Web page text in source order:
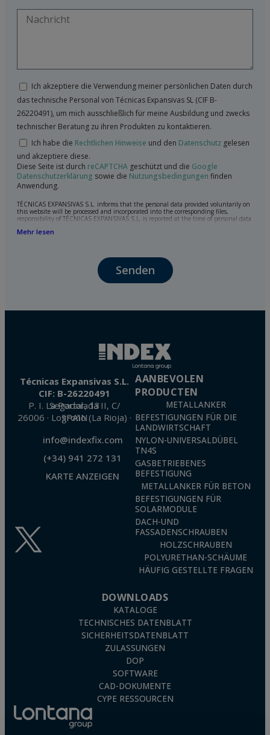
Ich akzeptiere die Verwendung meiner persönlichen Daten durch
das technische Personal von Técnicas Expansivas SL (CIF B-
26220491), um mich ausschließlich für meine Ausbildung und zwecks
technischer Beratung zu ihren Produkten zu kontaktieren.
Ich habe die Rechtlichen Hinweise und den Datenschutz gelesen
und akzeptiere diese.
Diese Seite ist durch reCAPTCHA geschützt und die Google
Datenschutzerklärung sowie die Nutzungsbedingungen finden
Anwendung.
TÉCNICAS EXPANSIVAS S.L. informs that the personal data provided voluntarily on
this website will be processed and incorporated into the corresponding files,
responsibility of TÉCNICAS EXPANSIVAS S.L, is reported at the time of personal data
following: attention to your referred request, complaint or question, established
The data in our files are strictly confidential and shall be treated with the utmost
confidentiality and shall comply with all the requirements provided for the General
Data Protection Regulation (GDPR) 2016.
encrypted. Should these details be sent, it is done so under your sole responsibility.
Portalada II | c/ Segador 13, 26006 | Logroño (La Rioja).
Mehr lesen
Senden
Técnicas Expansivas S.L.
CIF: B-26220491
P. I. La Portalada II, C/ Segador, 13
26006 · Logroño (La Rioja) · SPAIN
info@indexfix.com
(+34) 941 272 131
KARTE ANZEIGEN
AANBEVOLEN
PRODUCTEN
METALLANKER
BEFESTIGUNGEN FÜR DIE
LANDWIRTSCHAFT
NYLON-UNIVERSALDÜBEL
TN4S
GASBETRIEBENES
BEFESTIGUNG
METALLANKER FÜR BETON
BEFESTIGUNGEN FÜR
SOLARMODULE
DACH-UND
FASSADENSCHRAUBEN
HOLZSCHRAUBEN
POLYURETHAN-SCHÄUME
HÄUFIG GESTELLTE FRAGEN
DOWNLOADS
KATALOGE
TECHNISCHES DATENBLATT
SICHERHEITSDATENBLATT
ZULASSUNGEN
DOP
SOFTWARE
CAD-DOKUMENTE
CYPE RESSOURCEN